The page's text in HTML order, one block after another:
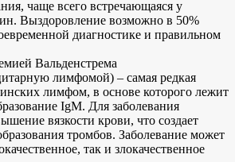
чаще всего встречающаяся у
Выздоровление возможно в 50%
диагностике и правильном
Вальденстрема
лимфомой) – самая редкая
лимфом, в основе которого лежит
IgМ. Для заболевания
вязкости крови, что создает
тромбов. Заболевание может
так и злокачественное